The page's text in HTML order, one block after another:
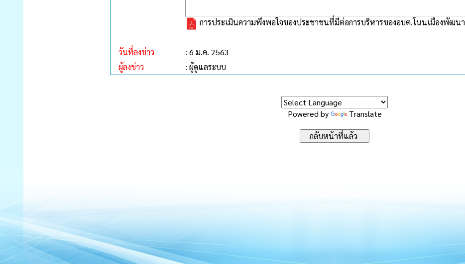
การประเมินความพึงพอใจของประชาชนที่มีต่อการบริหารของอบต.โนนเมืองพัฒนา
วันที่ลงข่าว
: 6 ม.ค. 2563
ผู้ลงข่าว
: ผู้ดูแลระบบ
Powered by Translate